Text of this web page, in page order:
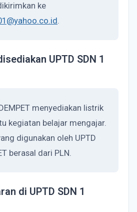
ke
.
UPTD SDN 1
menyediakan listrik
kegiatan belajar mengajar.
digunakan oleh UPTD
berasal dari PLN.
di UPTD SDN 1